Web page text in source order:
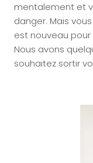
mentalement et
danger. Mais
est nouveau
Nous avons
souhaitez sortir